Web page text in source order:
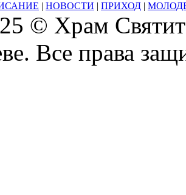
| НОВОСТИ | ПРИХОД |
© Храм
Все права